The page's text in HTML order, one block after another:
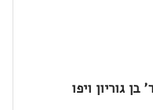
גוריון ויפו